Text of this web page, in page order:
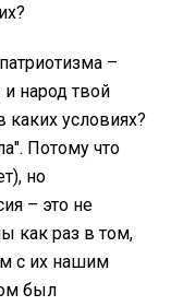
–
и народ твой
условиях?
Потому что
но
– это не
как раз в том,
с их нашим
был